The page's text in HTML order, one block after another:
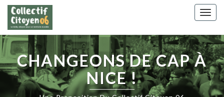
Skip
content
CHANGEONS DE CAP À
NICE !